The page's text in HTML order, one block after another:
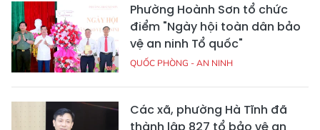
Phường Hoành Sơn tổ chức
điểm "Ngày hội toàn dân bảo
vệ an ninh Tổ quốc"
QUỐC PHÒNG - AN NINH
Các xã, phường Hà Tĩnh đã